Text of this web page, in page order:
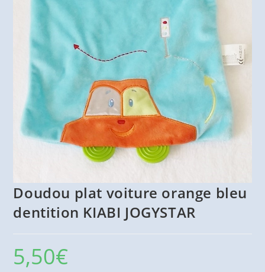
Doudou plat voiture orange bleu
dentition KIABI JOGYSTAR
5,50€